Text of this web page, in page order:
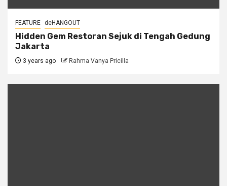
FEATURE deHANGOUT
Hidden Gem Restoran Sejuk di Tengah Gedung
Jakarta
3 years ago Rahma Vanya Pricilla